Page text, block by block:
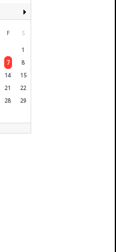
F S
1
7
8
14
15
21
22
28
29